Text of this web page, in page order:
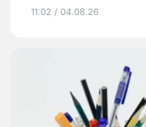
11:02 / 04.08.26